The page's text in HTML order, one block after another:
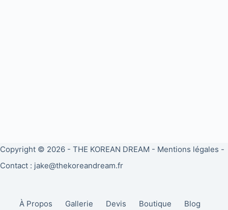
Copyright © 2026 - THE KOREAN DREAM - Mentions légales -
Contact : jake@thekoreandream.fr
À Propos Gallerie Devis Boutique Blog